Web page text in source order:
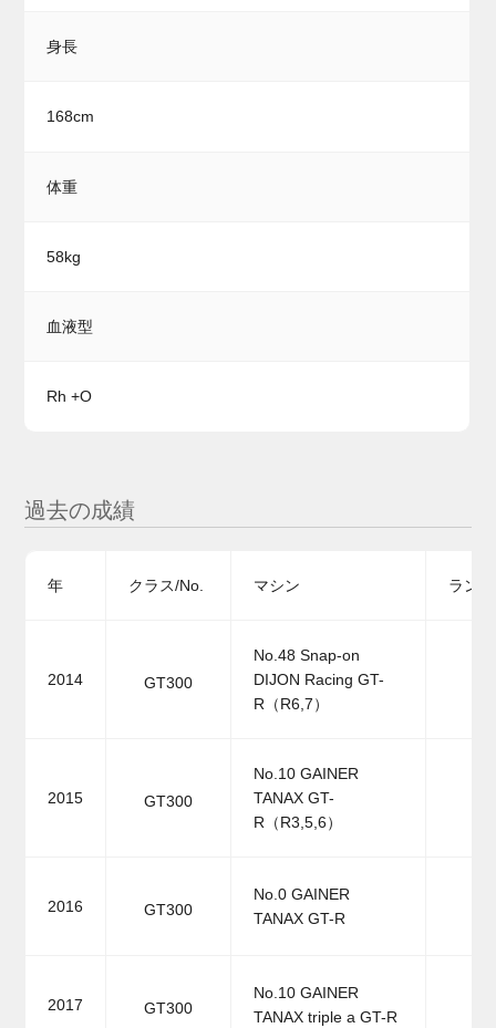
身長
168cm
体重
58kg
血液型
Rh +O
過去の成績
年 クラス/No. マシン ラン
2014 GT300
No.48 Snap-on
DIJON Racing GT-
R（R6,7）
2015 GT300
No.10 GAINER
TANAX GT-
R（R3,5,6）
2016 GT300
No.0 GAINER
TANAX GT-R
2017 GT300
No.10 GAINER
TANAX triple a GT-R